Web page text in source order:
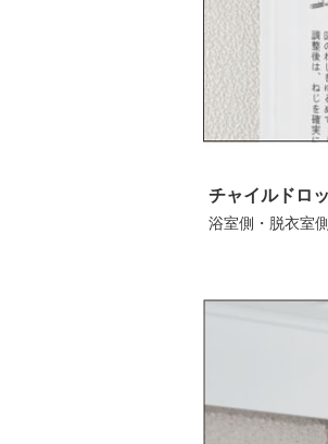
チャイルドロ
浴室側・脱衣室